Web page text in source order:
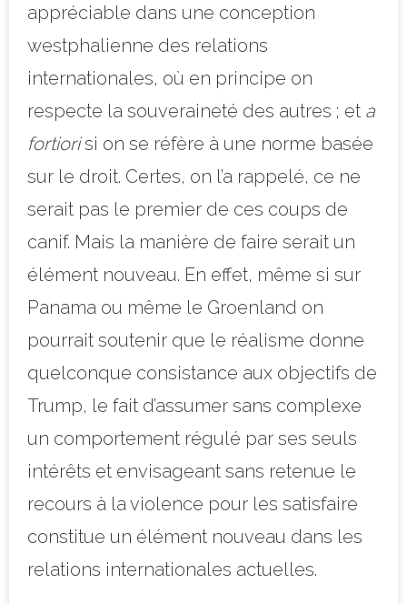
appréciable dans une conception
westphalienne des relations
internationales, où en principe on
respecte la souveraineté des autres ; et a
fortiorisi on se réfère à une norme basée
sur le droit. Certes, on l’a rappelé, ce ne
serait pas le premier de ces coups de
canif. Mais la manière de faire serait un
élément nouveau. En effet, même si sur
Panama ou même le Groenland on
pourrait soutenir que le réalisme donne
quelconque consistance aux objectifs de
Trump, le fait d’assumer sans complexe
un comportement régulé par ses seuls
intérêts et envisageant sans retenue le
recours à la violence pour les satisfaire
constitue un élément nouveau dans les
relations internationales actuelles.